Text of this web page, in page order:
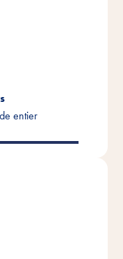
entier